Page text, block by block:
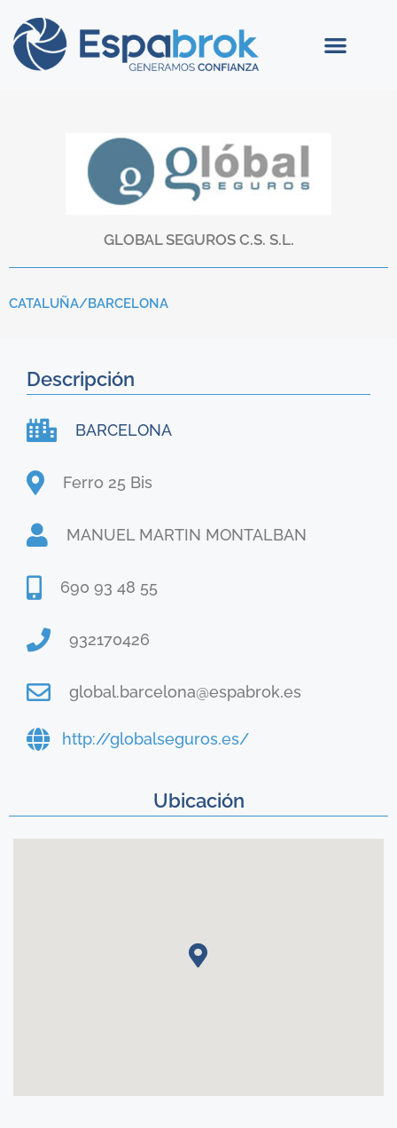
GLOBAL SEGUROS C.S. S.L.
CATALUÑA/BARCELONA
Descripción
BARCELONA
Ferro 25 Bis
MANUEL MARTIN MONTALBAN
690 93 48 55
932170426
global.barcelona@espabrok.es
http://globalseguros.es/
Ubicación